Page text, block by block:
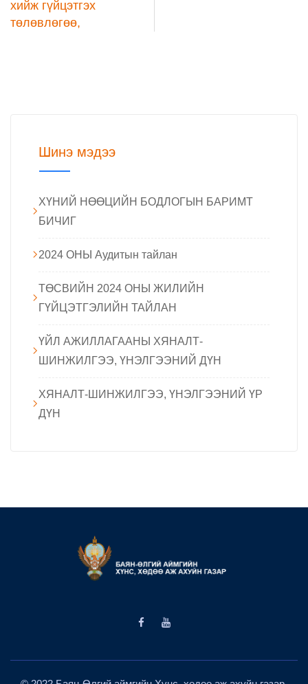
хийж гүйцэтгэх
төлөвлөгөө,
Шинэ мэдээ
ХҮНИЙ НӨӨЦИЙН БОДЛОГЫН БАРИМТ
БИЧИГ
2024 ОНЫ Аудитын тайлан
ТӨСВИЙН 2024 ОНЫ ЖИЛИЙН
ГҮЙЦЭТГЭЛИЙН ТАЙЛАН
ҮЙЛ АЖИЛЛАГААНЫ ХЯНАЛТ-
ШИНЖИЛГЭЭ, ҮНЭЛГЭЭНИЙ ДҮН
ХЯНАЛТ-ШИНЖИЛГЭЭ, ҮНЭЛГЭЭНИЙ ҮР
ДҮН